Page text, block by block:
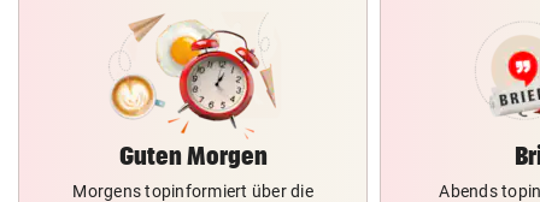
Guten Morgen
Morgens topinformiert über die
Abends